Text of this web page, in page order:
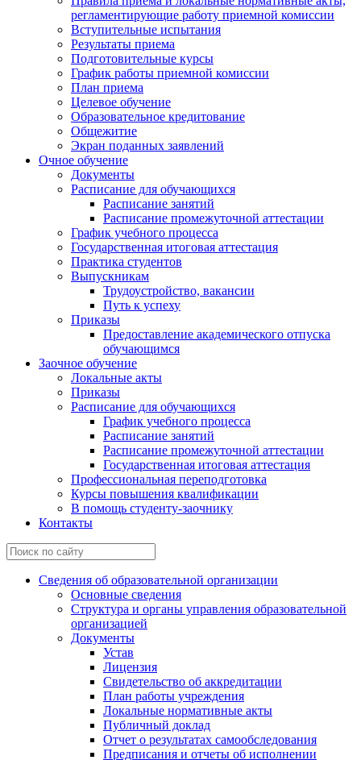
регламентирующие работу приемной комиссии
Вступительные испытания
Результаты приема
Подготовительные курсы
График работы приемной комиссии
План приема
Целевое обучение
Образовательное кредитование
Общежитие
Экран поданных заявлений
Очное обучение
Документы
Расписание для обучающихся
Расписание занятий
Расписание промежуточной аттестации
График учебного процесса
Государственная итоговая аттестация
Практика студентов
Выпускникам
Трудоустройство, вакансии
Путь к успеху
Приказы
Предоставление академического отпуска
обучающимся
Заочное обучение
Локальные акты
Приказы
Расписание для обучающихся
График учебного процесса
Расписание занятий
Расписание промежуточной аттестации
Государственная итоговая аттестация
Профессиональная переподготовка
Курсы повышения квалификации
В помощь студенту-заочнику
Контакты
Сведения об образовательной организации
Основные сведения
Структура и органы управления образовательной
организацией
Документы
Устав
Лицензия
Свидетельство об аккредитации
План работы учреждения
Локальные нормативные акты
Публичный доклад
Отчет о результатах самообследования
Предписания и отчеты об исполнении